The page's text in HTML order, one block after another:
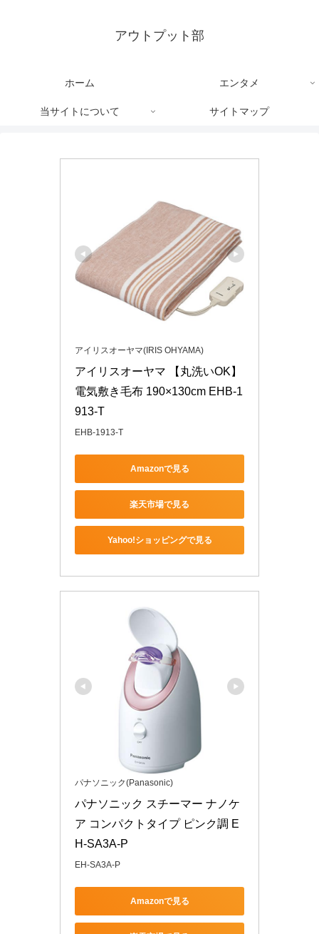
アウトプット部
ホーム エンタメ
当サイトについて サイトマップ
アイリスオーヤマ(IRIS OHYAMA)
アイリスオーヤマ 【丸洗いOK】
電気敷き毛布 190×130cm EHB-1
913-T
EHB-1913-T
Amazonで見る
楽天市場で見る
Yahoo!ショッピングで見る
パナソニック(Panasonic)
パナソニック スチーマー ナノケ
ア コンパクトタイプ ピンク調 E
H-SA3A-P
EH-SA3A-P
Amazonで見る